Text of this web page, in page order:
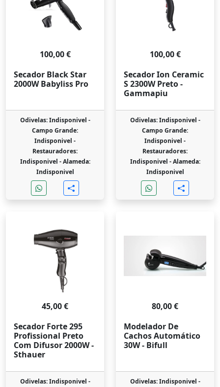
100,00 €
Secador Black Star
2000W Babyliss Pro
Odivelas: Indisponivel -
Campo Grande:
Indisponivel -
Restauradores:
Indisponivel -Alameda:
Indisponivel
100,00 €
Secador Ion Ceramic
S 2300W Preto -
Gammapiu
Odivelas: Indisponivel -
Campo Grande:
Indisponivel -
Restauradores:
Indisponivel -Alameda:
Indisponivel
45,00 €
Secador Forte 295
Profissional Preto
Com Difusor 2000W -
Sthauer
Odivelas: Indisponivel -
80,00 €
Modelador De
Cachos Automático
30W - Bifull
Odivelas: Indisponivel -